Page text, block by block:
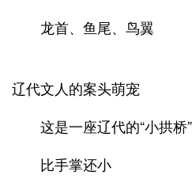
龙首、鱼尾、鸟翼
辽代文人的案头萌宠
这是一座辽代的“小拱桥”
比手掌还小